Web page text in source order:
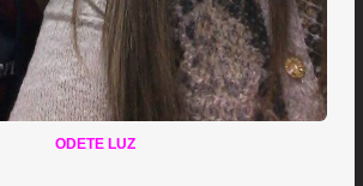
ODETE LUZ